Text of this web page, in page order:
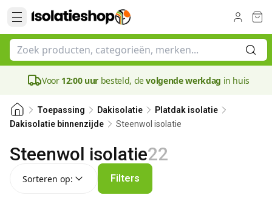
Voor 12:00 uur besteld, devolgende werkdag in huis
Toepassing Dakisolatie
Platdak isolatie
Dakisolatie binnenzijde
Steenwol isolatie
Steenwol isolatie22
Sorteren op: Filters